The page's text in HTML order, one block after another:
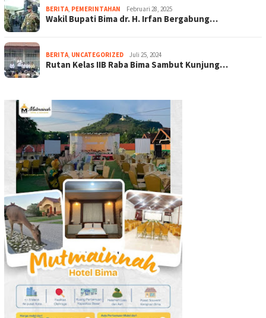
BERITA PEMERINTAHAN Februari 28, 2025
Wakil Bupati Bima dr. H. Irfan Bergabung…
BERITA UNCATEGORIZED Juli 25, 2024
Rutan Kelas IIB Raba Bima Sambut Kunjung…